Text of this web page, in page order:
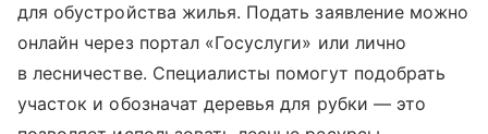
для обустройства жилья. Подать заявление можно
онлайн через портал «Госуслуги» или лично
в лесничестве. Специалисты помогут подобрать
участок и обозначат деревья для рубки — это